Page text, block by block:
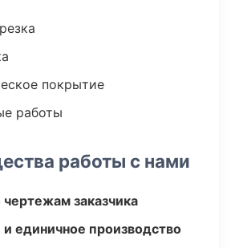
покрытие
работы
работы с нами
чертежам заказчика
единичное производство